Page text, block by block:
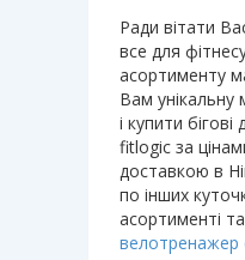
Ради вітати
все для
асортименту
Вам унікальну
і купити
fitlogic за
доставкою в
по інших
асортименті
велотренажер